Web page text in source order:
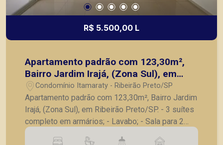
R$ 5.500,00 L
Apartamento padrão com 123,30m²,
Bairro Jardim Irajá, (Zona Sul), em
Ribeirão Preto/SP.
Condomínio Itamaraty - Ribeirão Preto/SP
Apartamento padrão com 123,30m², Bairro Jardim
Irajá, (Zona Sul), em Ribeirão Preto/SP. - 3 suítes
completo em armários; - Lavabo; - Sala para 2
ambientes; - Cozinha planejada; - Lavanderia; -